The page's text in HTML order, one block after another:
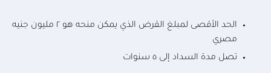
الحد الأقصى لمبلغ القرض الذي يمكن منحه هو ٢ مليون جنيه
مصري
تصل مدة السداد إلى ٥ سنوات